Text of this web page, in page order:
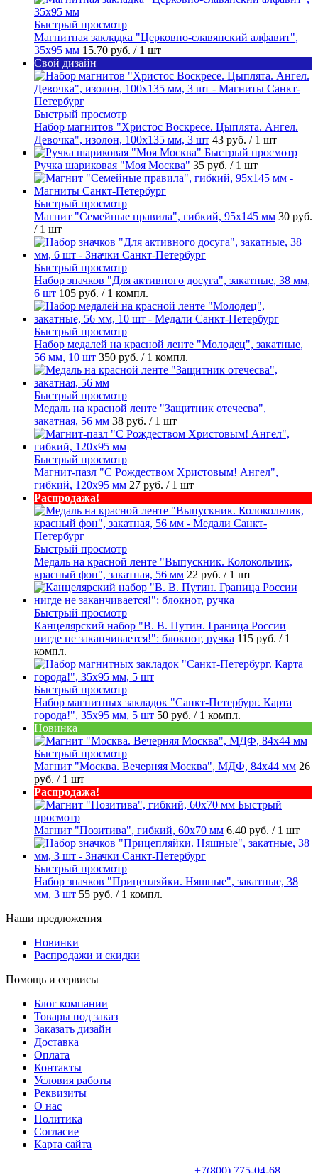
Быстрый просмотр
Магнитная закладка "Церковно-славянский алфавит",
35х95 мм 15.70 руб. / 1 шт
Свой дизайн
Быстрый просмотр
Набор магнитов "Христос Воскресе. Цыплята. Ангел.
Девочка", изолон, 100х135 мм, 3 шт 43 руб. / 1 шт
Быстрый просмотр
Ручка шариковая "Моя Москва" 35 руб. / 1 шт
Быстрый просмотр
Магнит "Семейные правила", гибкий, 95х145 мм 30 руб.
/ 1 шт
Быстрый просмотр
Набор значков "Для активного досуга", закатные, 38 мм,
6 шт 105 руб. / 1 компл.
Быстрый просмотр
Набор медалей на красной ленте "Молодец", закатные,
56 мм, 10 шт 350 руб. / 1 компл.
Быстрый просмотр
Медаль на красной ленте "Защитник отечесва",
закатная, 56 мм 38 руб. / 1 шт
Быстрый просмотр
Магнит-пазл "С Рождеством Христовым! Ангел",
гибкий, 120х95 мм 27 руб. / 1 шт
Распродажа!
Быстрый просмотр
Медаль на красной ленте "Выпускник. Колокольчик,
красный фон", закатная, 56 мм 22 руб. / 1 шт
Быстрый просмотр
Канцелярский набор "В. В. Путин. Граница России
нигде не заканчивается!": блокнот, ручка 115 руб. / 1
компл.
Быстрый просмотр
Набор магнитных закладок "Санкт-Петербург. Карта
города!", 35х95 мм, 5 шт 50 руб. / 1 компл.
Новинка
Быстрый просмотр
Магнит "Москва. Вечерняя Москва", МДФ, 84х44 мм 26
руб. / 1 шт
Распродажа!
Быстрый
просмотр
Магнит "Позитива", гибкий, 60х70 мм 6.40 руб. / 1 шт
Быстрый просмотр
Набор значков "Прицепляйки. Няшные", закатные, 38
мм, 3 шт 55 руб. / 1 компл.
Наши предложения
Новинки
Распродажи и скидки
Помощь и сервисы
Блог компании
Товары под заказ
Заказать дизайн
Доставка
Оплата
Контакты
Условия работы
Реквизиты
О нас
Политика
Согласие
Карта сайта
+7(800) 775-04-68